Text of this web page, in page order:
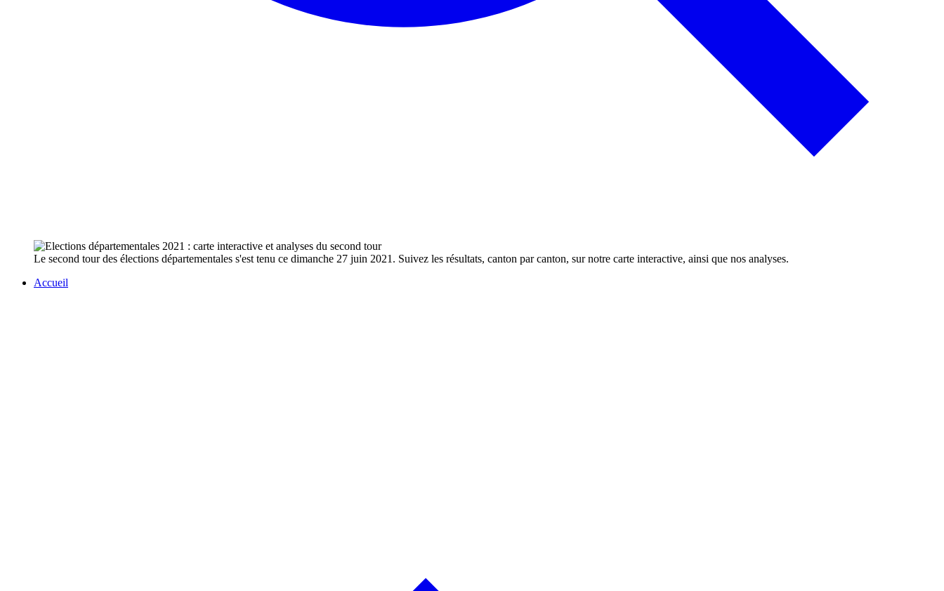
Le second tour des élections départementales s'est tenu ce dimanche 27 juin 2021. Suivez les résultats, canton par canton, sur notre carte interactive, ainsi que nos analyses.
Accueil